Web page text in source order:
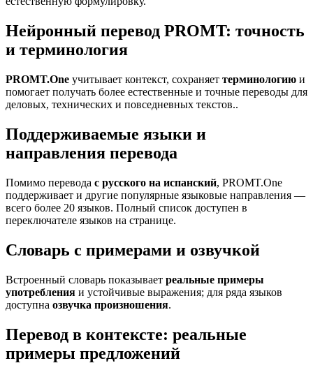
Нейронный перевод PROMT: точность
и терминология
PROMT.One учитывает контекст, сохраняет терминологию и
помогает получать более естественные и точные переводы для
деловых, технических и повседневных текстов..
Поддерживаемые языки и
направления перевода
Помимо перевода с русского на испанский, PROMT.One
поддерживает и другие популярные языковые направления —
всего более 20 языков. Полный список доступен в
переключателе языков на странице.
Словарь с примерами и озвучкой
Встроенный словарь показывает реальные примеры
употребления и устойчивые выражения; для ряда языков
доступна озвучка произношения.
Перевод в контексте: реальные
примеры предложений